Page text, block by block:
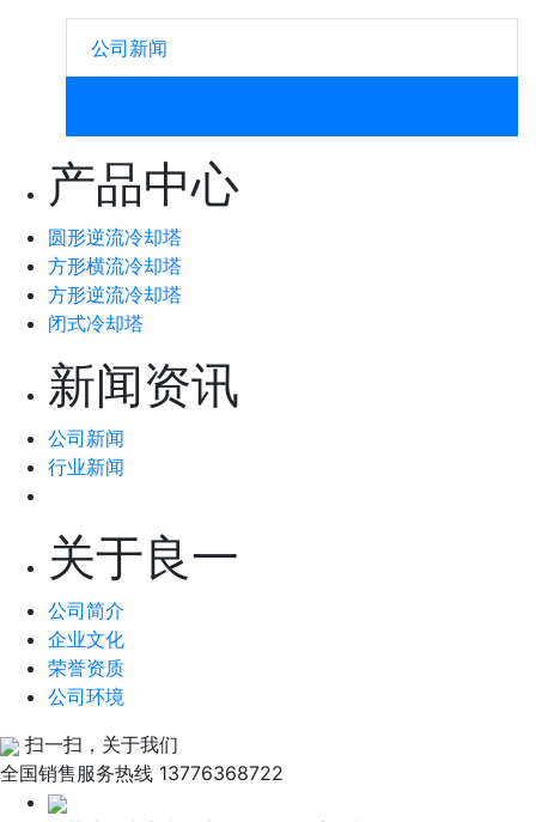
公司新闻
产品中心
圆形逆流冷却塔
方形横流冷却塔
方形逆流冷却塔
闭式冷却塔
新闻资讯
公司新闻
行业新闻
关于良一
公司简介
企业文化
荣誉资质
公司环境
扫一扫，关于我们
全国销售服务热线 13776368722